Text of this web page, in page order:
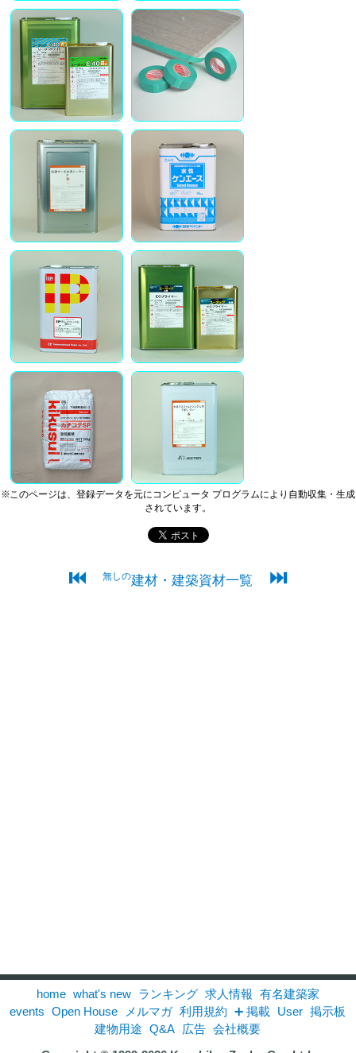
※このページは、登録データを元にコンピュータ プログラムにより自動収集・生成
されています。
⏮ 無しの建材・建築資材一覧 ⏭
home what's new ランキング 求人情報 有名建築家
events
Open House メルマガ 利用規約 ➕ 掲載 User 掲示板
建物用途
Q&A 広告 会社概要